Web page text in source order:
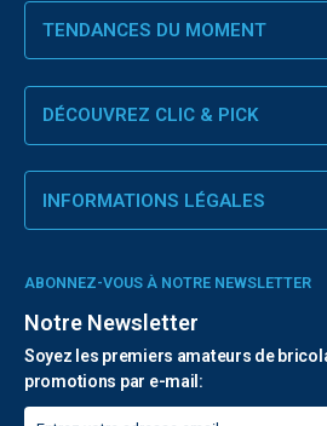
TENDANCES DU MOMENT
DÉCOUVREZ CLIC & PICK
INFORMATIONS LÉGALES
ABONNEZ-VOUS À NOTRE NEWSLETTER
Notre Newsletter
Soyez les premiers amateurs de
promotions par e-mail: